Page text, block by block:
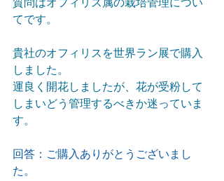
質問はオフィリス属の栽培管理につい
てです。
貴社のオフィリスを世界ラン展で購入
しました。
運良く開花しましたが、花が受粉して
しまいどう管理するべきか迷っていま
す。
回答：ご購入ありがとうございまし
た。